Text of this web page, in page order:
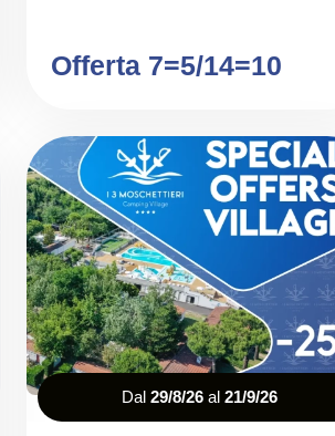
Offerta 7=5/14=10
Dal 29/8/26al 21/9/26